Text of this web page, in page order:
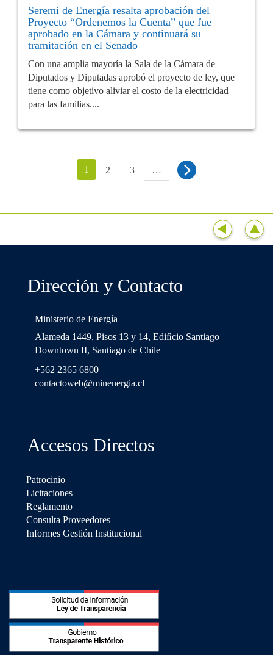
Seremi de Energía resalta aprobación del
Proyecto “Ordenemos la Cuenta” que fue
aprobado en la Cámara y continuará su
tramitación en el Senado
Con una amplia mayoría la Sala de la Cámara de
Diputados y Diputadas aprobó el proyecto de ley, que
tiene como objetivo aliviar el costo de la electricidad
para las familias....
1 2 3 …
Dirección y Contacto
Ministerio de Energía
Alameda 1449, Pisos 13 y 14, Ediﬁcio Santiago
Downtown II, Santiago de Chile
+562 2365 6800
contactoweb@minenergia.cl
Accesos Directos
Patrocinio
Licitaciones
Reglamento
Consulta Proveedores
Informes Gestión Institucional